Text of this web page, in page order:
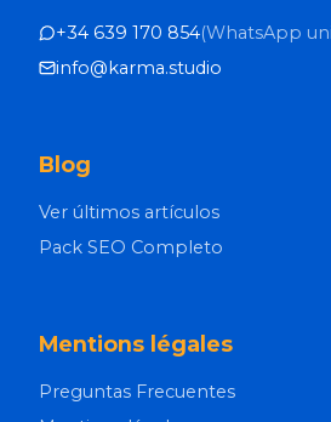
+34 639 170 854(WhatsApp
info@karma.studio
Blog
Ver últimos artículos
Pack SEO Completo
Mentions légales
Preguntas Frecuentes